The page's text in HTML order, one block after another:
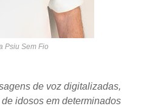
Psiu Sem Fio
de voz digitalizadas,
idosos em determinados